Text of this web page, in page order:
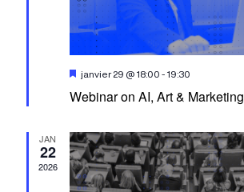
Mis
avant
janvier 29 @ 18:00 - 19:30
Webinar on AI, Art & Marketing
JAN
22
2026